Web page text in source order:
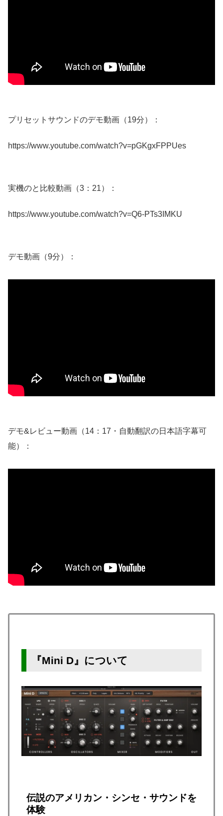
プリセットサウンドのデモ動画（19分）：
https://www.youtube.com/watch?v=pGKgxFPPUes
実機のと比較動画（3：21）：
https://www.youtube.com/watch?v=Q6-PTs3IMKU
デモ動画（9分）：
デモ&レビュー動画（14：17・自動翻訳の日本語字幕可
能）：
『Mini D』について
伝説のアメリカン・シンセ・サウンドを
体験